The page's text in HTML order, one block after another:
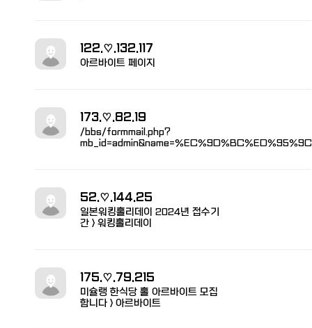
122.♡.132.117
아르바이트 페이지
173.♡.82.19
/bbs/formmail.php?
52.♡.144.25
일본워킹홀리데이 2024년 접수기
간 > 워킹홀리데이
175.♡.79.215
미슐랭 한식당 홀 아르바이트 모집
합니다 > 아르바이트